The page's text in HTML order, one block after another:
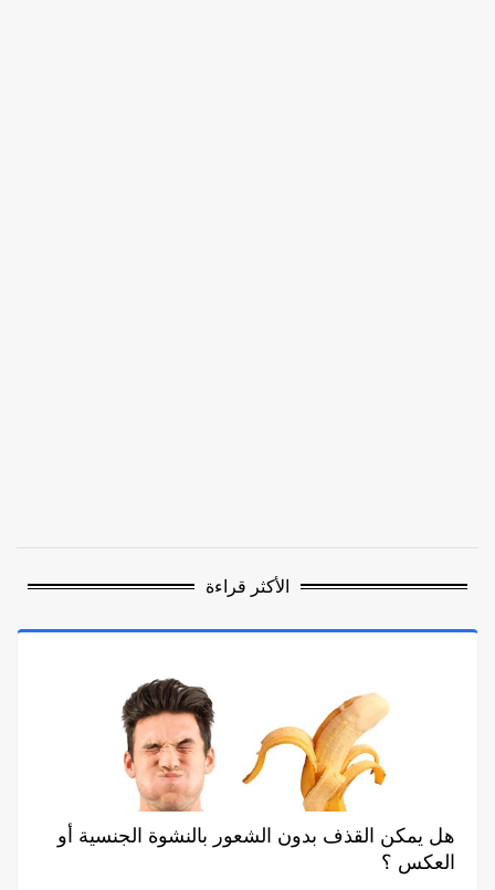
الأكثر قراءة
هل يمكن القذف بدون الشعور بالنشوة الجنسية أو
العكس ؟